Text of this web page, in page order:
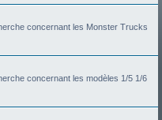
concernant les Monster Trucks
concernant les modèles 1/5 1/6